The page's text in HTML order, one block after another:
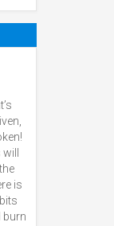
is
burn